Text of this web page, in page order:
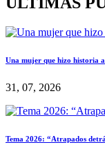
Una mujer que hizo historia
31, 07, 2026
Tema 2026: “Atrapados